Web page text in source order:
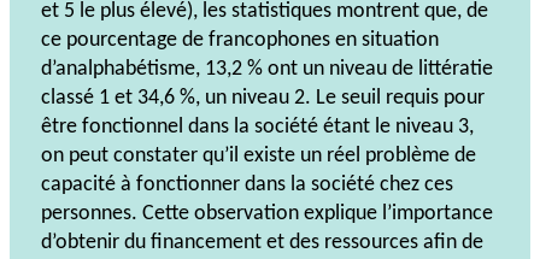
et 5 le plus élevé), les statistiques montrent que, de
ce pourcentage de francophones en situation
d’analphabétisme, 13,2 % ont un niveau de littératie
classé 1 et 34,6 %, un niveau 2. Le seuil requis pour
être fonctionnel dans la société étant le niveau 3,
on peut constater qu’il existe un réel problème de
capacité à fonctionner dans la société chez ces
personnes. Cette observation explique l’importance
d’obtenir du financement et des ressources afin de